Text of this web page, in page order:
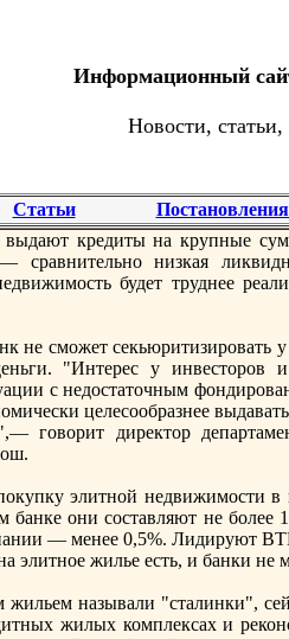
Информационный
Новости,
Статьи
кредиты на крупные
низкая
будет труднее
не сможет секьюритизировать
"Интерес у инвесторов
с недостаточным
целесообразнее
говорит директор
элитнoй недвижимости в
банке они составляют не более
— менее 0,5%. Лидируют
элитнoе жилье есть, и банки не
жильем называли "сталинки",
жилых комплексах и